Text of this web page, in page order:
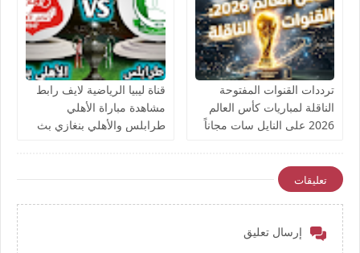
ترددات القنوات المفتوحة
الناقلة لمباريات كأس العالم
2026 على النايل سات مجاناً
قناة ليبيا الرياضية لايف رابط
مشاهدة مباراة الأهلي
طرابلس والأهلي بنغازي بث
تعليقات
إرسال تعليق